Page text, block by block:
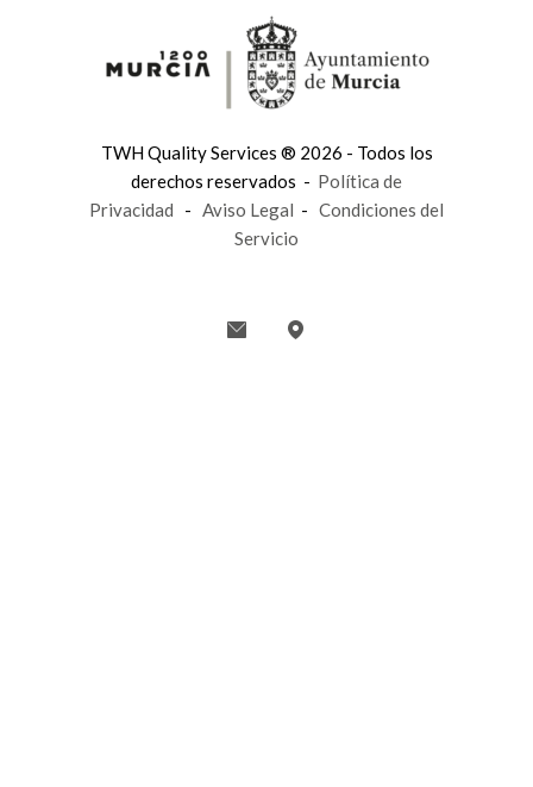
TWH Quality Services ® 2026 - Todos los
derechos reservados - Política de
Privacidad - Aviso Legal - Condiciones del
Servicio